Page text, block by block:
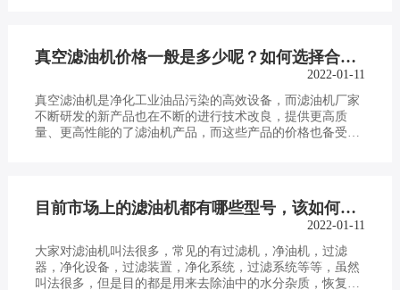
真空滤油机价格一般是多少呢？如何选择合适的真空滤油机呢？
2022-01-11
真空滤油机是净化工业油品污染的高效设备，而滤油机厂家
不断研发的新产品也在不断的进行技术改良，提供更高质
量、更高性能的了滤油机产品，而这些产品的价格也备受用
目前市场上的滤油机都有哪些型号，该如何挑选滤油机型号？
2022-01-11
大家对滤油机叫法很多，常见的有过滤机，净油机，过滤
器，净化设备，过滤装置，净化系统，过滤系统等等，虽然
叫法很多，但是目的都是用来去除油中的水分杂质，恢复油